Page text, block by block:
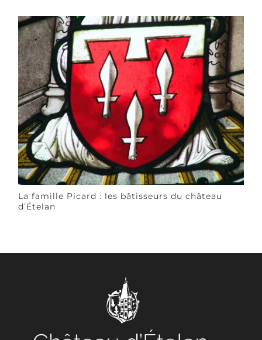
La famille Picard : les bâtisseurs du château
d’Ételan